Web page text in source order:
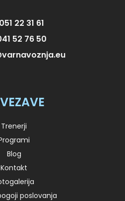
051 22 31 61
52 76 50
Trenerji
Blog
Kontakt
poslovanja